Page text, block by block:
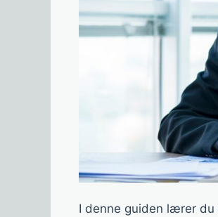
I denne guiden lærer